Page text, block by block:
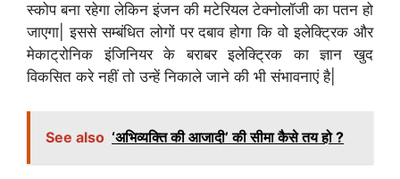
स्कोप बना रहेगा लेकिन इंजन की मटेरियल टेक्नोलॉजी का पतन हो
जाएगा| इससे सम्बंधित लोगों पर दबाव होगा कि वो इलेक्ट्रिक और
मेकाट्रोनिक इंजिनियर के बराबर इलेक्ट्रिक का ज्ञान खुद
विकसित करे नहीं तो उन्हें निकाले जाने की भी संभावनाएं है|
See also ‘अभिव्यक्ति की आजादी’ की सीमा कैसे तय हो ?